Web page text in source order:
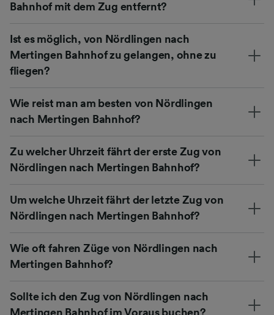
Bahnhof mit dem Zug entfernt?
Ist es möglich, von Nördlingen nach
Mertingen Bahnhof zu gelangen, ohne zu
fliegen?
Wie reist man am besten von Nördlingen
nach Mertingen Bahnhof?
Zu welcher Uhrzeit fährt der erste Zug von
Nördlingen nach Mertingen Bahnhof?
Um welche Uhrzeit fährt der letzte Zug von
Nördlingen nach Mertingen Bahnhof?
Wie oft fahren Züge von Nördlingen nach
Mertingen Bahnhof?
Sollte ich den Zug von Nördlingen nach
Mertingen Bahnhof im Voraus buchen?